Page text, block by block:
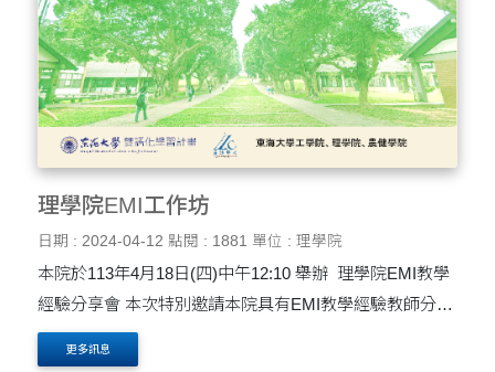
理學院EMI工作坊
日期 : 2024-04-12 點閱 : 1881 單位 : 理學院
本院於113年4月18日(四)中午12:10 舉辦 理學院EMI教學
經驗分享會 本次特別邀請本院具有EMI教學經驗教師分享
EMI教學甘苦談， 應物系-詹傳宗老師，分享主題：EMI教
學挑戰 化學系-許員豪老師，分享主題：學....
更多訊息